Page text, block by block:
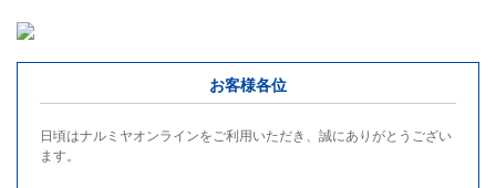
お客様各位
日頃はナルミヤオンラインをご利用いただき、誠にありがとうござい
ます。